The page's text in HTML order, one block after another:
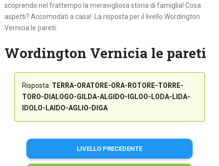
scoprendo nel frattempo la meravigliosa storia di famiglia! Cosa
aspetti? Accomodati a casa!. La risposta per il livello Wordington
Vernicia le pareti:
Wordington Vernicia le pareti
Risposta: TERRA-ORATORE-ORA-ROTORE-TORRE-
TORO-DIALOGO-GILDA-ALGIDO-IGLOO-LODA-LIDA-
IDOLO-LAIDO-AGLIO-DIGA
LIVELLO PRECEDENTE